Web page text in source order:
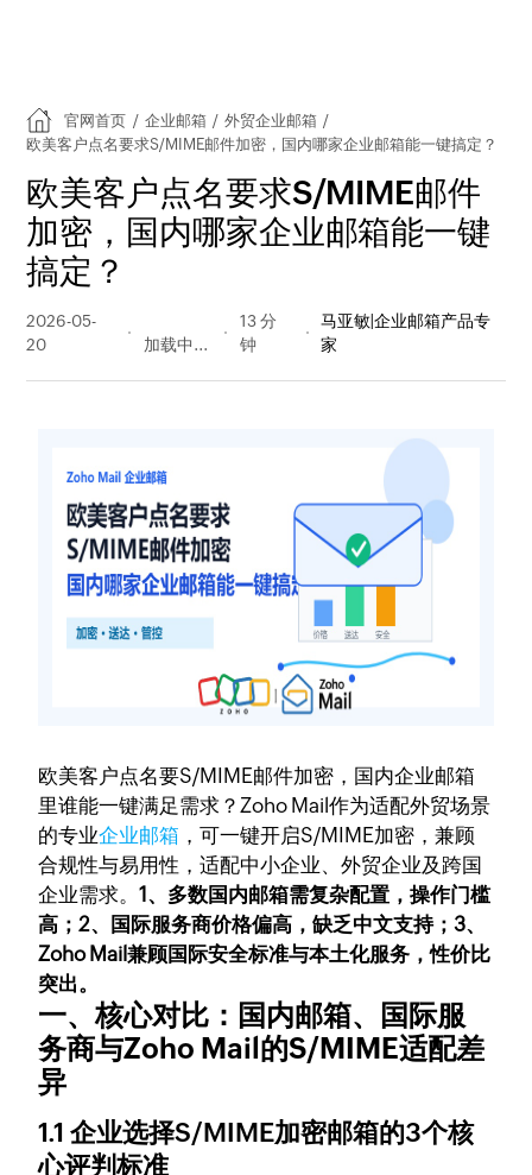
官网首页 / 企业邮箱 / 外贸企业邮箱 /
欧美客户点名要求S/MIME邮件加密，国内哪家企业邮箱能一键搞定？
欧美客户点名要求S/MIME邮件
加密，国内哪家企业邮箱能一键
搞定？
2026-05-
20
量
13 分
钟
马亚敏|企业邮箱产品专
家
欧美客户点名要S/MIME邮件加密，国内企业邮箱
里谁能一键满足需求？Zoho Mail作为适配外贸场景
的专业企业邮箱 ，可一键开启S/MIME加密，兼顾
合规性与易用性，适配中小企业、外贸企业及跨国
企业需求。1、多数国内邮箱需复杂配置，操作门槛
高；2、国际服务商价格偏高，缺乏中文支持；3、
Zoho Mail兼顾国际安全标准与本土化服务，性价比
突出。
一、核心对比：国内邮箱、国际服
务商与Zoho Mail的S/MIME适配差
异
1.1 企业选择S/MIME加密邮箱的3个核
心评判标准